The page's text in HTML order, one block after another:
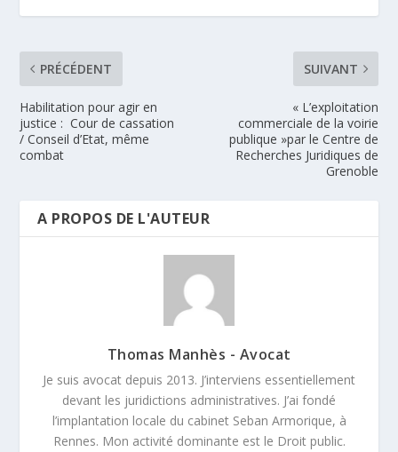
PRÉCÉDENT
Habilitation pour agir en
justice : Cour de cassation
/ Conseil d’Etat, même
combat
SUIVANT
« L’exploitation
commerciale de la voirie
publique »par le Centre de
Recherches Juridiques de
Grenoble
A PROPOS DE L'AUTEUR
Thomas Manhès - Avocat
Je suis avocat depuis 2013. J’interviens essentiellement
devant les juridictions administratives. J’ai fondé
l’implantation locale du cabinet Seban Armorique, à
Rennes. Mon activité dominante est le Droit public.